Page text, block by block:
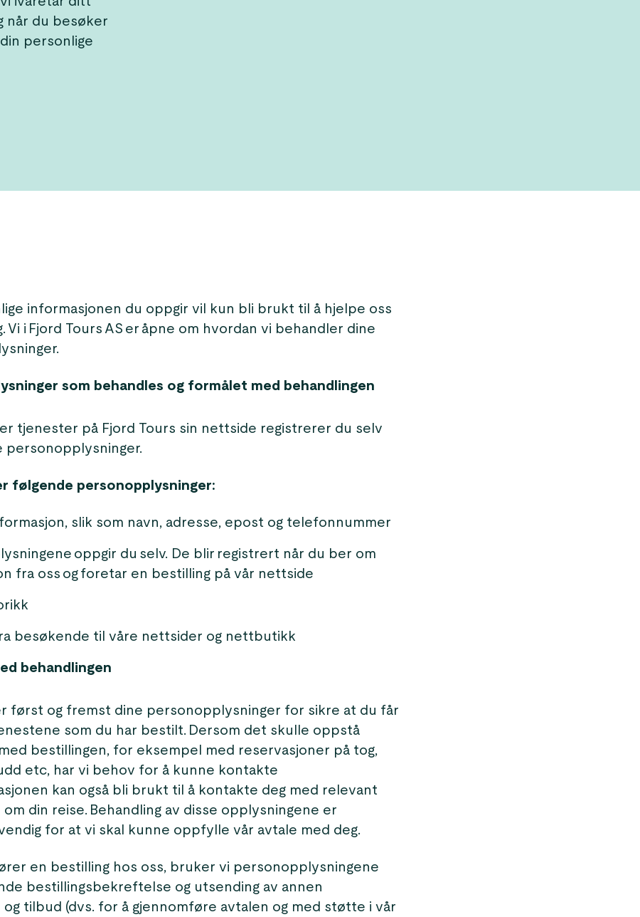
når du besøker
personlige
informasjonen du oppgir vil kun bli brukt til å hjelpe oss
Vi i Fjord Tours AS er åpne om hvordan vi behandler dine
som behandles og formålet med behandlingen
tjenester på Fjord Tours sin nettside registrerer du selv
personopplysninger.
følgende personopplysninger:
slik som navn, adresse, epost og telefonnummer
oppgir du selv. De blir registrert når du ber om
fra oss og foretar en bestilling på vår nettside
besøkende til våre nettsider og nettbutikk
behandlingen
først og fremst dine personopplysninger for sikre at du får
som du har bestilt. Dersom det skulle oppstå
bestillingen, for eksempel med reservasjoner på tog,
etc, har vi behov for å kunne kontakte
kan også bli brukt til å kontakte deg med relevant
din reise. Behandling av disse opplysningene er
for at vi skal kunne oppfylle vår avtale med deg.
en bestilling hos oss, bruker vi personopplysningene
bestillingsbekreftelse og utsending av annen
og tilbud (dvs. for å gjennomføre avtalen og med støtte i vår